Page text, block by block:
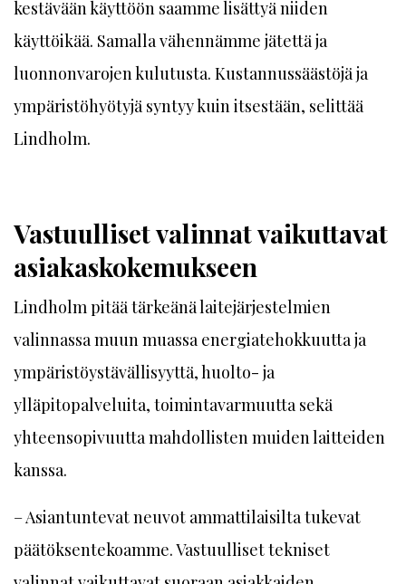
kestävään käyttöön saamme lisättyä niiden
käyttöikää. Samalla vähennämme jätettä ja
luonnonvarojen kulutusta. Kustannussäästöjä ja
ympäristöhyötyjä syntyy kuin itsestään, selittää
Lindholm.
Vastuulliset valinnat vaikuttavat
asiakaskokemukseen
Lindholm pitää tärkeänä laitejärjestelmien
valinnassa muun muassa energiatehokkuutta ja
ympäristöystävällisyyttä, huolto- ja
ylläpitopalveluita, toimintavarmuutta sekä
yhteensopivuutta mahdollisten muiden laitteiden
kanssa.
– Asiantuntevat neuvot ammattilaisilta tukevat
päätöksentekoamme. Vastuulliset tekniset